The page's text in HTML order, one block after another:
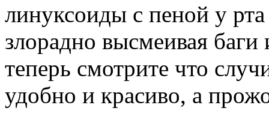
линуксоиды с пеной у
злорадно высмеивая
теперь смотрите что
удобно и красиво, а